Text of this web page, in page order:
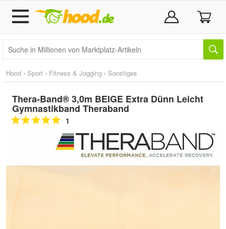
Hood › Sport › Fitness & Jogging › Sonstiges
Thera-Band® 3,0m BEIGE Extra Dünn Leicht
Gymnastikband Theraband
1